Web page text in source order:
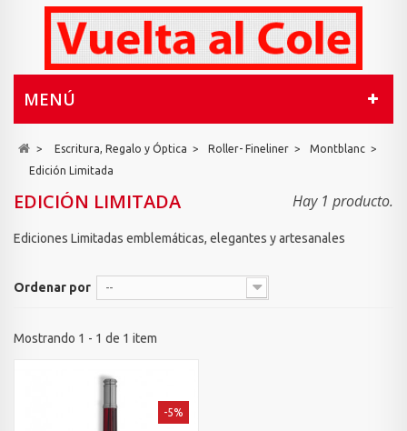
MENÚ
> Escritura, Regalo y Óptica > Roller- Fineliner > Montblanc >
Edición Limitada
EDICIÓN LIMITADA Hay 1 producto.
Ediciones Limitadas emblemáticas, elegantes y artesanales
Ordenar por --
Mostrando 1 - 1 de 1 item
-5%